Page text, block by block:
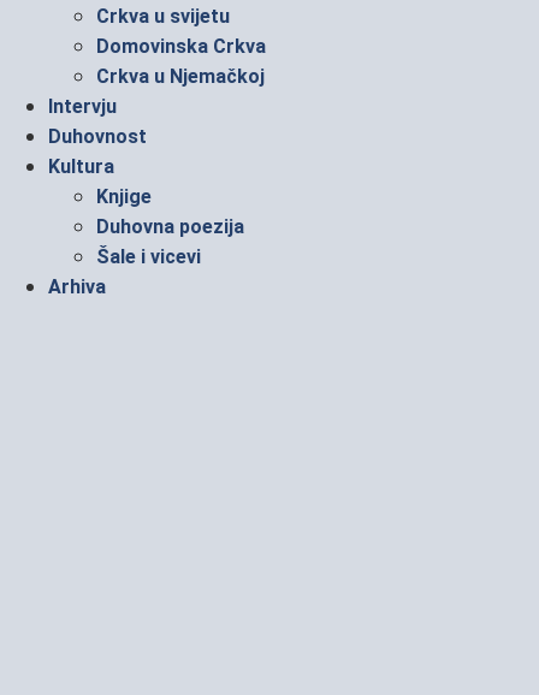
Crkva u svijetu
Domovinska Crkva
Crkva u Njemačkoj
Intervju
Duhovnost
Kultura
Knjige
Duhovna poezija
Šale i vicevi
Arhiva